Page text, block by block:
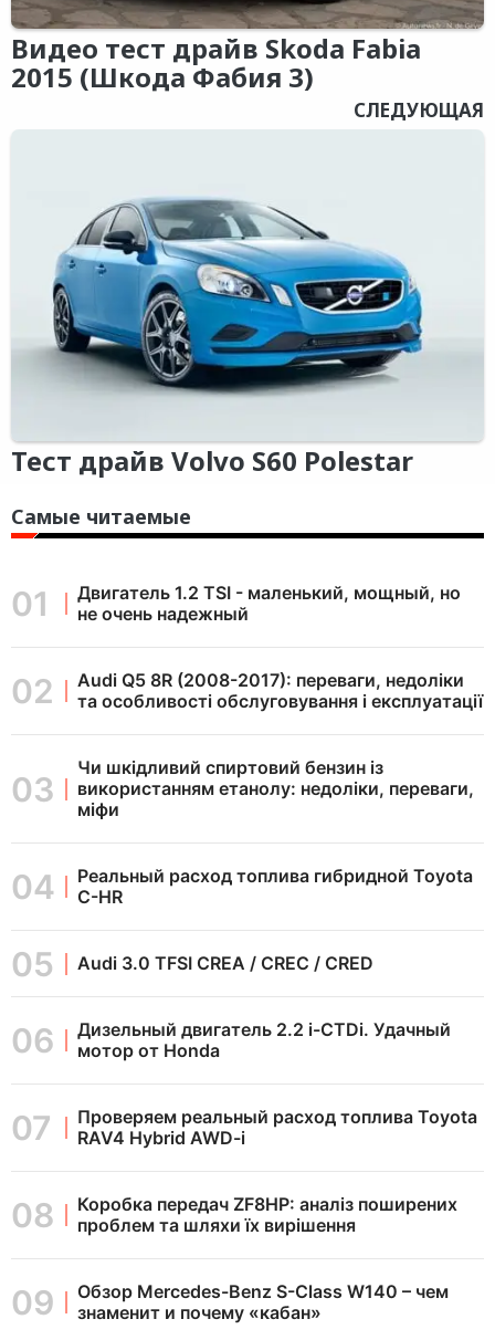
Видео тест драйв Skoda Fabia
2015 (Шкода Фабия 3)
СЛЕДУЮЩАЯ
Тест драйв Volvo S60 Polestar
Самые читаемые
Двигатель 1.2 TSI - маленький, мощный, но
не очень надежный
Audi Q5 8R (2008-2017): переваги, недоліки
та особливості обслуговування і експлуатації
Чи шкідливий спиртовий бензин із
використанням етанолу: недоліки, переваги,
міфи
Реальный расход топлива гибридной Toyota
C-HR
Audi 3.0 TFSI CREA / CREC / CRED
Дизельный двигатель 2.2 i-CTDi. Удачный
мотор от Honda
Проверяем реальный расход топлива Toyota
RAV4 Hybrid AWD-i
Коробка передач ZF8HP: аналіз поширених
проблем та шляхи їх вирішення
Обзор Mercedes-Benz S-Class W140 – чем
знаменит и почему «кабан»